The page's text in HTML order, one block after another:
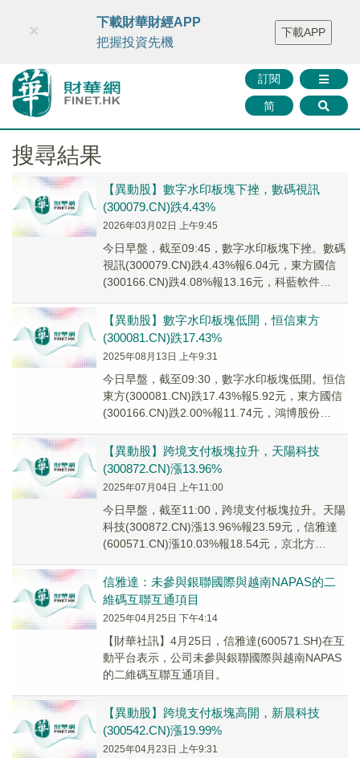
財華智庫網 FINTV FINMETA 財華證券 媒體矩陣
智庫沙龍
聯絡我們
訂閱
简
×
下載財華財經APP
把握投資先機
下載APP
搜尋結果
【異動股】數字水印板塊下挫，數碼視訊
(300079.CN)跌4.43%
2026年03月02日 上午9:45
今日早盤，截至09:45，數字水印板塊下挫。數碼
視訊(300079.CN)跌4.43%報6.04元，東方國信
(300166.CN)跌4.08%報13.16元，科藍軟件
【異動股】數字水印板塊低開，恒信東方
(300081.CN)跌17.43%
2025年08月13日 上午9:31
今日早盤，截至09:30，數字水印板塊低開。恒信
東方(300081.CN)跌17.43%報5.92元，東方國信
(300166.CN)跌2.00%報11.74元，鴻博股份
【異動股】跨境支付板塊拉升，天陽科技
(300872.CN)漲13.96%
2025年07月04日 上午11:00
今日早盤，截至11:00，跨境支付板塊拉升。天陽
科技(300872.CN)漲13.96%報23.59元，信雅達
(600571.CN)漲10.03%報18.54元，京北方
信雅達：未參與銀聯國際與越南NAPAS的二
維碼互聯互通項目
2025年04月25日 下午4:14
【財華社訊】4月25日，信雅達(600571.SH)在互
動平台表示，公司未參與銀聯國際與越南NAPAS
的二維碼互聯互通項目。
【異動股】跨境支付板塊高開，新晨科技
(300542.CN)漲19.99%
2025年04月23日 上午9:31